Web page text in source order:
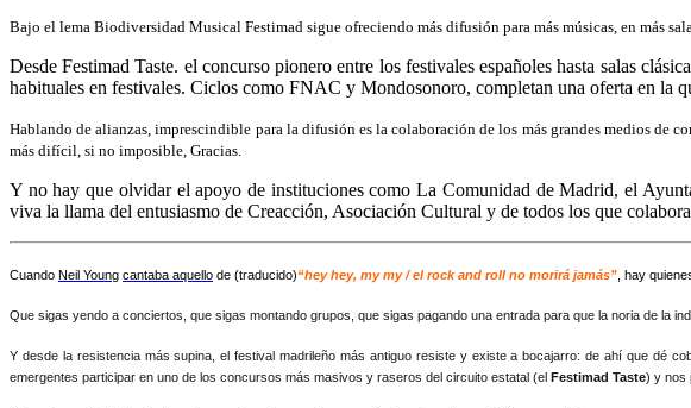
Bajo el lema Biodiversidad Musical Festimad sigue ofreciendo más difusión para más músicas, en más
Desde Festimad Taste. el concurso pionero entre los festivales españoles hasta salas
habituales en festivales. Ciclos como FNAC y Mondosonoro, completan una oferta en la
Hablando de alianzas, imprescindible para la difusión es la colaboración de los más grandes medios
más difícil, si no imposible, Gracias.
Y no hay que olvidar el apoyo de instituciones como La Comunidad de Madrid, el
viva la llama del entusiasmo de Creacción, Asociación Cultural y de todos los que
Cuando Neil Young cantaba aquello de (traducido)“hey hey, my my / el rock and roll no morirá jamás” , hay
Que sigas yendo a conciertos, que sigas montando grupos, que sigas pagando una entrada para que la noria de la
Y desde la resistencia más supina, el festival madrileño más antiguo resiste y existe a bocajarro: de ahí que dé
emergentes participar en uno de los concursos más masivos y raseros del circuito estatal (el Festimad Taste) y nos